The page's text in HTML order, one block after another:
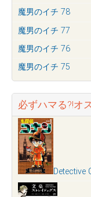
魔男のイチ 78
魔男のイチ 77
魔男のイチ 76
魔男のイチ 75
必ずハマる?!オ
Detective